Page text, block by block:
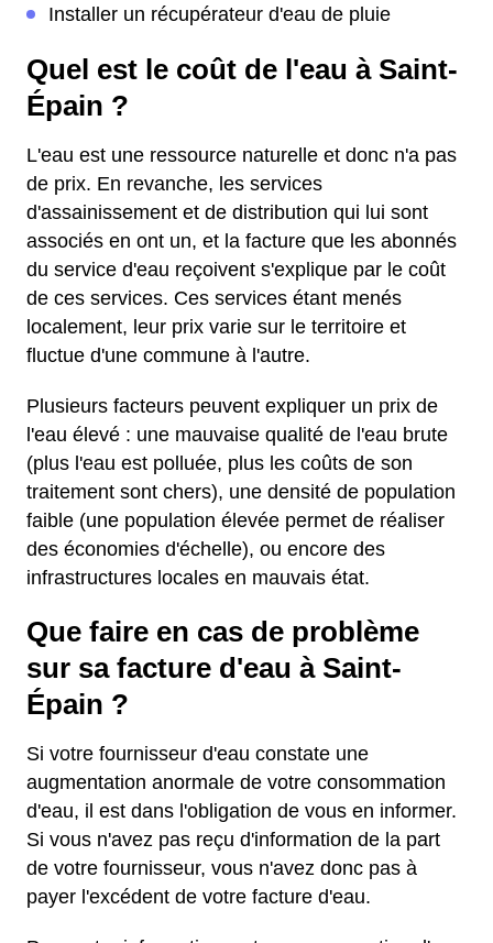
Installer un récupérateur d'eau de pluie
Quel est le coût de l'eau à Saint-
Épain ?
L'eau est une ressource naturelle et donc n'a pas
de prix. En revanche, les services
d'assainissement et de distribution qui lui sont
associés en ont un, et la facture que les abonnés
du service d'eau reçoivent s'explique par le coût
de ces services. Ces services étant menés
localement, leur prix varie sur le territoire et
fluctue d'une commune à l'autre.
Plusieurs facteurs peuvent expliquer un prix de
l'eau élevé : une mauvaise qualité de l'eau brute
(plus l'eau est polluée, plus les coûts de son
traitement sont chers), une densité de population
faible (une population élevée permet de réaliser
des économies d'échelle), ou encore des
infrastructures locales en mauvais état.
Que faire en cas de problème
sur sa facture d'eau à Saint-
Épain ?
Si votre fournisseur d'eau constate une
augmentation anormale de votre consommation
d'eau, il est dans l'obligation de vous en informer.
Si vous n'avez pas reçu d'information de la part
de votre fournisseur, vous n'avez donc pas à
payer l'excédent de votre facture d'eau.